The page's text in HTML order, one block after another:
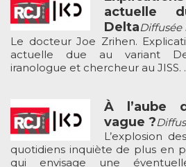
actuelle
DeltaDiffusée
Le docteur Joe Zrihen.
actuelle due au variant
iranologue et chercheur au JISS.
À l’aube
vague ?
L’explosion
quotidiens inquiète de plus en
qui envisage une